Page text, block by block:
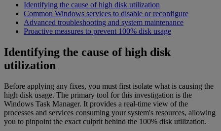
Identifying the cause of high disk utilization
Common Windows services to disable or reconfigure
Advanced troubleshooting and system maintenance
Proactive measures to prevent 100% disk usage
Identifying the cause of high disk
utilization
Before applying any fixes, you must first isolate what is causing the
high disk usage. The primary tool for this investigation is the
Windows Task Manager. It provides a real-time view of the
processes and services consuming your system's resources, allowing
you to pinpoint the exact culprit behind the 100% disk utilization.